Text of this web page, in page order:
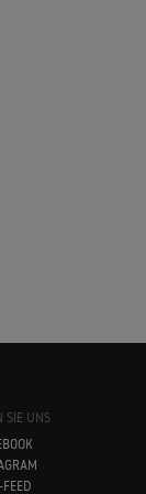
SIE UNS
FEED